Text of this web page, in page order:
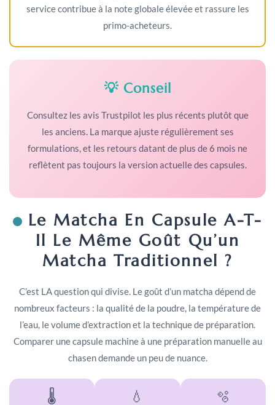
service contribue à la note globale élevée et rassure les
primo-acheteurs.
💡 Conseil
Consultez les avis Trustpilot les plus récents plutôt que
les anciens. La marque ajuste régulièrement ses
formulations, et les retours datant de plus de 6 mois ne
reflètent pas toujours la version actuelle des capsules.
Le Matcha En Capsule A-T-
Il Le Même Goût Qu’un
Matcha Traditionnel ?
C’est LA question qui divise. Le goût d’un matcha dépend de
nombreux facteurs : la qualité de la poudre, la température de
l’eau, le volume d’extraction et la technique de préparation.
Comparer une capsule machine à une préparation manuelle au
chasen demande un peu de nuance.
🌡️ 💧 🫧